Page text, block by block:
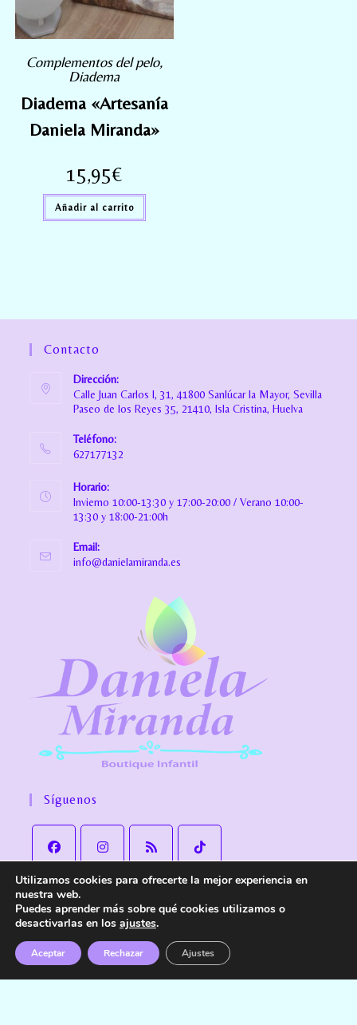
Complementos del pelo,
Diadema
Diadema «Artesanía
Daniela Miranda»
15,95€
Añadir al carrito
Contacto
Dirección:
Calle Juan Carlos I, 31, 41800 Sanlúcar la Mayor, Sevilla
Paseo de los Reyes 35, 21410, Isla Cristina, Huelva
Teléfono:
627177132
Horario:
Invierno 10:00-13:30 y 17:00-20:00 / Verano 10:00-
13:30 y 18:00-21:00h
Email:
info@danielamiranda.es
Síguenos
Aviso Legal Política de Privacidad
Política de Envío y devoluciones
Accesibilidad
Utilizamos cookies para ofrecerte la mejor experiencia en
nuestra web.
Puedes aprender más sobre qué cookies utilizamos o
desactivarlas en los ajustes.
Aceptar Rechazar Ajustes